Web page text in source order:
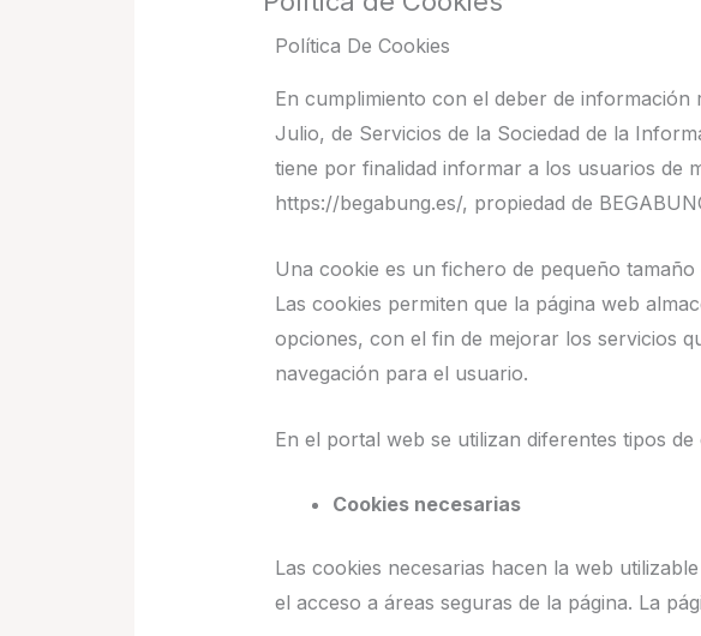
Política De Cookies
En cumplimiento con el deber de información
Julio, de Servicios de la Sociedad de la
tiene por finalidad informar a los usuarios de
https://begabung.es/, propiedad de
Una cookie es un fichero de pequeño
Las cookies permiten que la página web
opciones, con el fin de mejorar los servicios
navegación para el usuario.
En el portal web se utilizan diferentes tipos
Cookies necesarias
Las cookies necesarias hacen la web
el acceso a áreas seguras de la página. La